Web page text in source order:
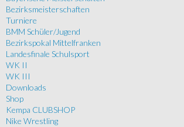
Bezirksmeisterschaften
Turniere
BMM Schüler/Jugend
Bezirkspokal Mittelfranken
Landesfinale Schulsport
WK II
WK III
Downloads
Shop
Kempa CLUBSHOP
Nike Wrestling